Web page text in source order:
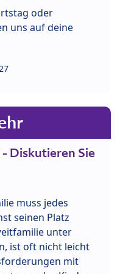
oder
uns auf deine
Diskutieren Sie
muss jedes
seinen Platz
unter
ist oft nicht leicht
mit